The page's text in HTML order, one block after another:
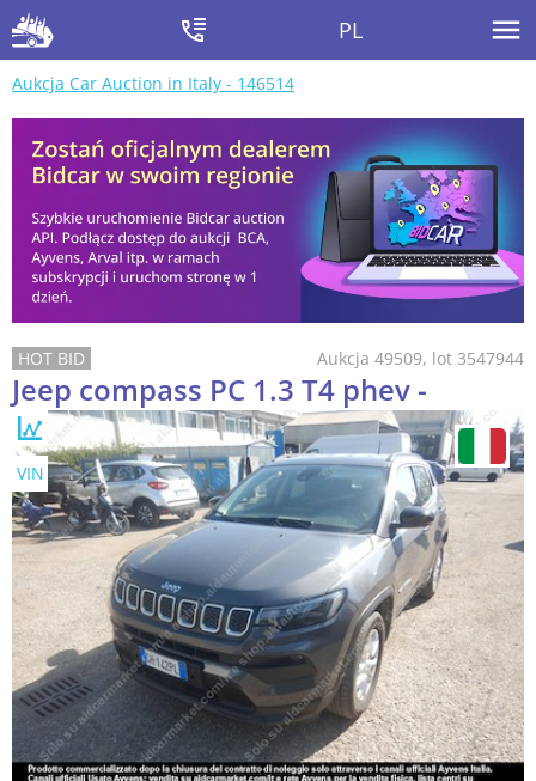
PL
Aukcja Car Auction in Italy - 146514
Aukcja 49509, lot 3547944
Jeep compass PC 1.3 T4 phev -
VIN